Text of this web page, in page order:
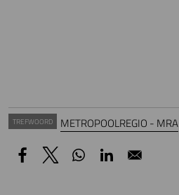
TREFWOORD METROPOOLREGIO - MRA